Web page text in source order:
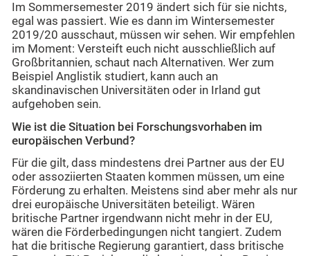
Im Sommersemester 2019 ändert sich für sie nichts,
egal was passiert. Wie es dann im Wintersemester
2019/20 ausschaut, müssen wir sehen. Wir empfehlen
im Moment: Versteift euch nicht ausschließlich auf
Großbritannien, schaut nach Alternativen. Wer zum
Beispiel Anglistik studiert, kann auch an
skandinavischen Universitäten oder in Irland gut
aufgehoben sein.
Wie ist die Situation bei Forschungsvorhaben im
europäischen Verbund?
Für die gilt, dass mindestens drei Partner aus der EU
oder assoziierten Staaten kommen müssen, um eine
Förderung zu erhalten. Meistens sind aber mehr als nur
drei europäische Universitäten beteiligt. Wären
britische Partner irgendwann nicht mehr in der EU,
wären die Förderbedingungen nicht tangiert. Zudem
hat die britische Regierung garantiert, dass britische